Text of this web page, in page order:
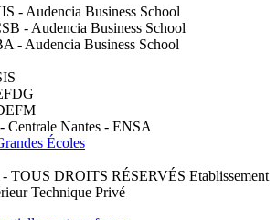
DROITS RÉSERVÉS Etablissement
Technique Privé